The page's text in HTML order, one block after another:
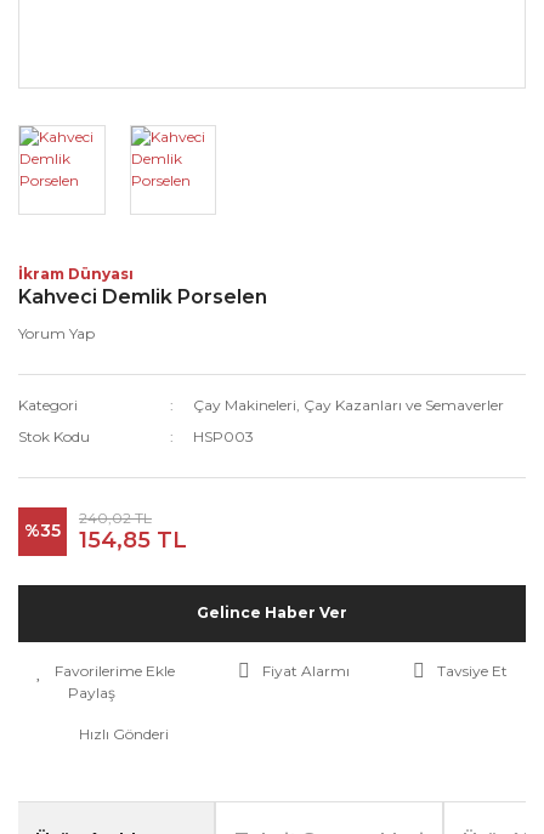
İkram Dünyası
Kahveci Demlik Porselen
Yorum Yap
Kategori
Çay Makineleri, Çay Kazanları ve Semaverler
Stok Kodu
HSP003
%35
240,02 TL
154,85 TL
Gelince Haber Ver
Fiyat Alarmı
Tavsiye Et
Paylaş
Hızlı Gönderi